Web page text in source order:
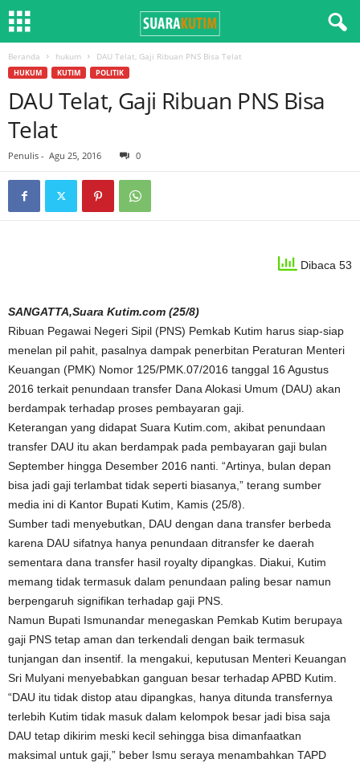
Beranda hukum DAU Telat, Gaji Ribuan PNS Bisa Telat
HUKUM KUTIM POLITIK
DAU Telat, Gaji Ribuan PNS Bisa
Telat
Penulis - Agu 25, 2016 0
Dibaca 53
SANGATTA,Suara Kutim.com (25/8)
Ribuan Pegawai Negeri Sipil (PNS) Pemkab Kutim harus siap-siap
menelan pil pahit, pasalnya dampak penerbitan Peraturan Menteri
Keuangan (PMK) Nomor 125/PMK.07/2016 tanggal 16 Agustus
2016 terkait penundaan transfer Dana Alokasi Umum (DAU) akan
berdampak terhadap proses pembayaran gaji.
Keterangan yang didapat Suara Kutim.com, akibat penundaan
transfer DAU itu akan berdampak pada pembayaran gaji bulan
September hingga Desember 2016 nanti. “Artinya, bulan depan
bisa jadi gaji terlambat tidak seperti biasanya,” terang sumber
media ini di Kantor Bupati Kutim, Kamis (25/8).
Sumber tadi menyebutkan, DAU dengan dana transfer berbeda
karena DAU sifatnya hanya penundaan ditransfer ke daerah
sementara dana transfer hasil royalty dipangkas. Diakui, Kutim
memang tidak termasuk dalam penundaan paling besar namun
berpengaruh signifikan terhadap gaji PNS.
Namun Bupati Ismunandar menegaskan Pemkab Kutim berupaya
gaji PNS tetap aman dan terkendali dengan baik termasuk
tunjangan dan insentif. Ia mengakui, keputusan Menteri Keuangan
Sri Mulyani menyebabkan ganguan besar terhadap APBD Kutim.
“DAU itu tidak distop atau dipangkas, hanya ditunda transfernya
terlebih Kutim tidak masuk dalam kelompok besar jadi bisa saja
DAU tetap dikirim meski kecil sehingga bisa dimanfaatkan
maksimal untuk gaji,” beber Ismu seraya menambahkan TAPD